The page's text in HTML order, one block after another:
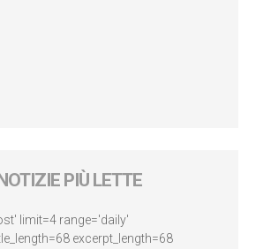
PIÙ LETTE
limit=4 range='daily'
excerpt_length=68